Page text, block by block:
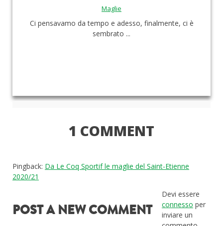
Maglie
Ci pensavamo da tempo e adesso, finalmente, ci è
sembrato ...
1 COMMENT
Pingback: Da Le Coq Sportif le maglie del Saint-Etienne
2020/21
POST A NEW COMMENT
Devi essere
connesso per
inviare un